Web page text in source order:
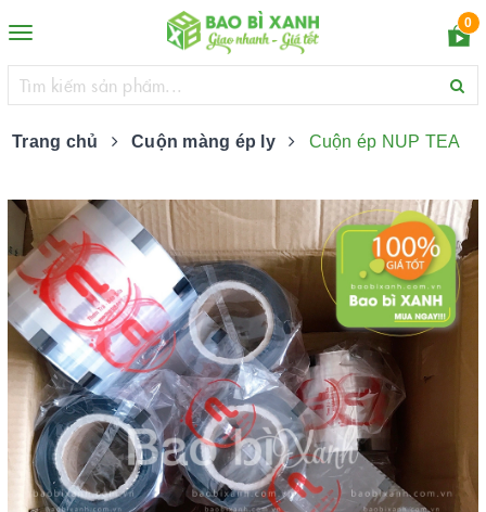
Toggle
navigation
0
Trang chủ Cuộn màng ép ly Cuộn ép NUP TEA